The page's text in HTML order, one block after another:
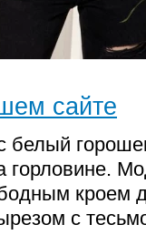
сайте
белый
кроем
с